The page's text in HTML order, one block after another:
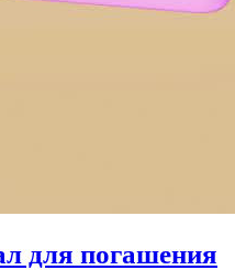
для погашения